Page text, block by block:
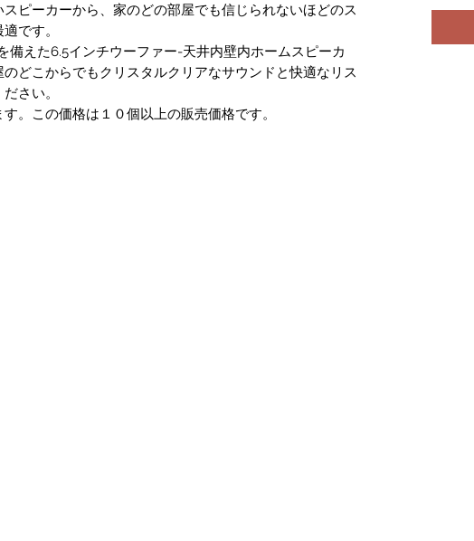
スピーカーから、家のどの部屋でも信じられないほどのス
です。
備えた6.5インチウーファー-天井内壁内ホームスピーカ
どこからでもクリスタルクリアなサウンドと快適なリス
さい。
。この価格は１０個以上の販売価格です。